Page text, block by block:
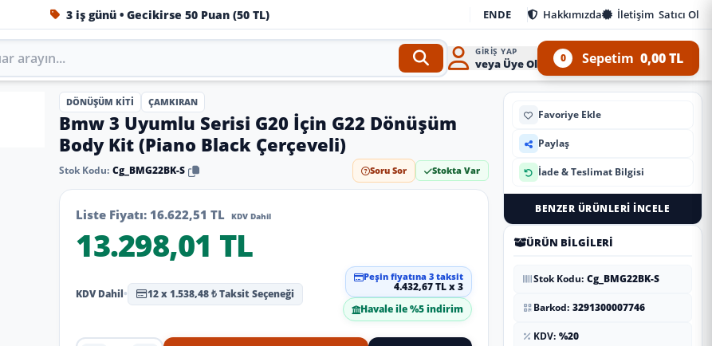
3 iş günü • Gecikirse 50 Puan (50 TL)
1984'ten beri Türkiye’nin en büyük oto aksesuar ve tuning
ENDE Hakkımızda İletişim Satıcı Ol
GIRIŞ YAP
veya Üye Ol 0 Sepetim 0,00 TL
DÖNÜŞÜM KITI ÇAMKIRAN
Bmw 3 Uyumlu Serisi G20 İçin G22 Dönüşüm
Body Kit (Piano Black Çerçeveli)
Stok Kodu: Cg_BMG22BK-S Soru Sor Stokta Var
Liste Fiyatı: 16.622,51 TL KDV Dahil
13.298,01 TL
KDV Dahil• 12 x 1.538,48 ₺ Taksit Seçeneği
Peşin fiyatına 3 taksit
4.432,67 TL x 3
Havale ile %5 indirim
Favoriye Ekle
Paylaş
İade & Teslimat Bilgisi
BENZER ÜRÜNLERI İNCELE
ÜRÜN BILGILERI
Stok Kodu: Cg_BMG22BK-S
Barkod: 3291300007746
KDV: %20